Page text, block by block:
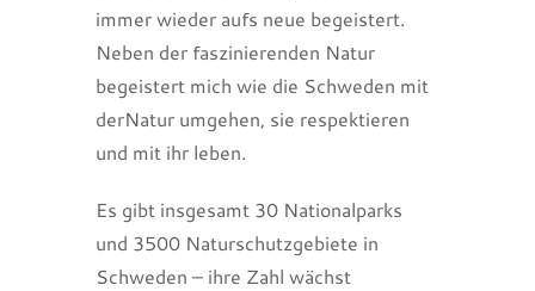
immer wieder aufs neue begeistert.
Neben der faszinierenden Natur
begeistert mich wie die Schweden mit
derNatur umgehen, sie respektieren
und mit ihr leben.
Es gibt insgesamt 30 Nationalparks
und 3500 Naturschutzgebiete in
Schweden – ihre Zahl wächst